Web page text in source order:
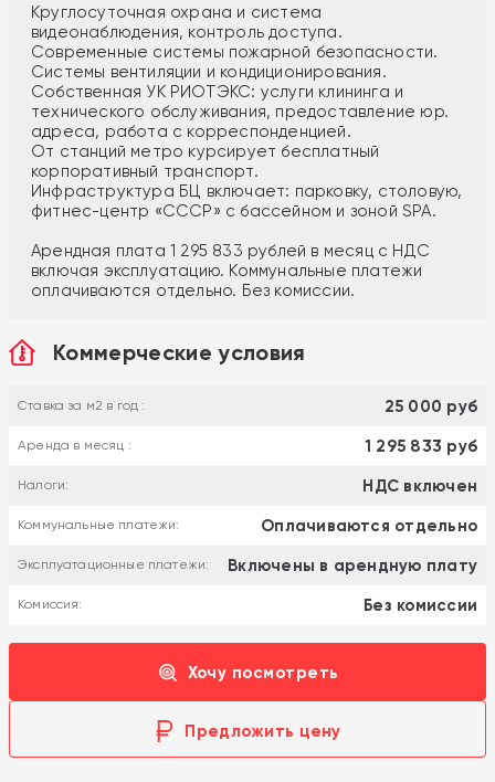
Круглосуточная охрана и система
видеонаблюдения, контроль доступа.
Современные системы пожарной безопасности.
Системы вентиляции и кондиционирования.
Собственная УК РИОТЭКС: услуги клининга и
технического обслуживания, предоставление юр.
адреса, работа с корреспонденцией.
От станций метро курсирует бесплатный
корпоративный транспорт.
Инфраструктура БЦ включает: парковку, столовую,
фитнес-центр «СССР» с бассейном и зоной SPA.
Арендная плата 1 295 833 рублей в месяц с НДС
включая эксплуатацию. Коммунальные платежи
оплачиваются отдельно. Без комиссии.
Коммерческие условия
Ставка за м2 в год : 25 000 руб
Аренда в месяц : 1 295 833 руб
Налоги: НДС включен
Коммунальные платежи: Оплачиваются отдельно
Эксплуатационные платежи: Включены в арендную плату
Комиссия: Без комиссии
Хочу посмотреть
Предложить цену